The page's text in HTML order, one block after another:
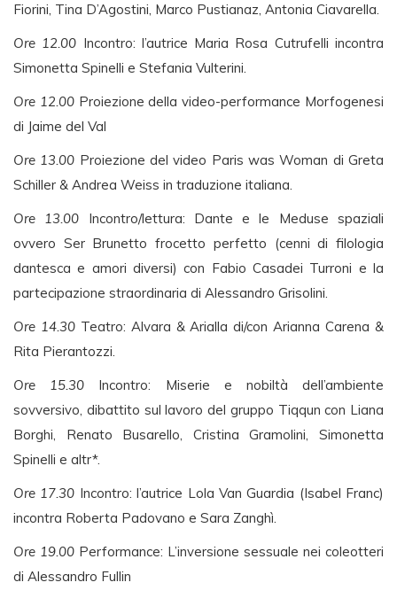
Fiorini, Tina D’Agostini, Marco Pustianaz, Antonia Ciavarella.
Ore 12.00 Incontro: l’autrice Maria Rosa Cutrufelli incontra
Simonetta Spinelli e Stefania Vulterini.
Ore 12.00Proiezione della video-performance Morfogenesi
di Jaime del Val
Ore 13.00 Proiezione del video Paris was Woman di Greta
Schiller & Andrea Weiss in traduzione italiana.
Ore 13.00 Incontro/lettura: Dante e le Meduse spaziali
ovvero Ser Brunetto frocetto perfetto (cenni di filologia
dantesca e amori diversi) con Fabio Casadei Turroni e la
partecipazione straordinaria di Alessandro Grisolini.
Ore 14.30Teatro: Alvara & Arialla di/con Arianna Carena &
Rita Pierantozzi.
Ore 15.30 Incontro: Miserie e nobiltà dell’ambiente
sovversivo, dibattito sul lavoro del gruppo Tiqqun con Liana
Borghi, Renato Busarello, Cristina Gramolini, Simonetta
Spinelli e altr*.
Ore 17.30 Incontro: l’autrice Lola Van Guardia (Isabel Franc)
incontra Roberta Padovano e Sara Zanghì.
Ore 19.00 Performance: L’inversione sessuale nei coleotteri
di Alessandro Fullin